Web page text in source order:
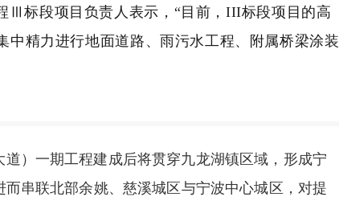
Ⅲ标段项目负责人表示，“目前，III标段项目的高
中精力进行地面道路、雨污水工程、附属桥梁涂装
）一期工程建成后将贯穿九龙湖镇区域，形成宁
串联北部余姚、慈溪城区与宁波中心城区，对提